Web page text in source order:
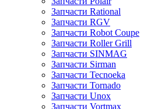
Запчасти Rational
Запчасти RGV
Запчасти Robot Coupe
Запчасти Roller Grill
Запчасти SINMAG
Запчасти Sirman
Запчасти Tecnoeka
Запчасти Tornado
Запчасти Unox
Запчасти Vortmax